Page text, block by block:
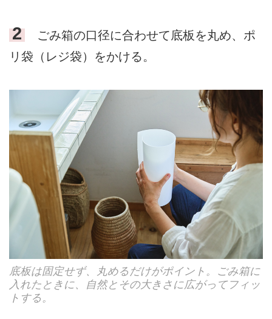
2
ごみ箱の口径に合わせて底板を丸め、ポ
リ袋（レジ袋）をかける。
底板は固定せず、丸めるだけがポイント。ごみ箱に
入れたときに、自然とその大きさに広がってフィッ
トする。